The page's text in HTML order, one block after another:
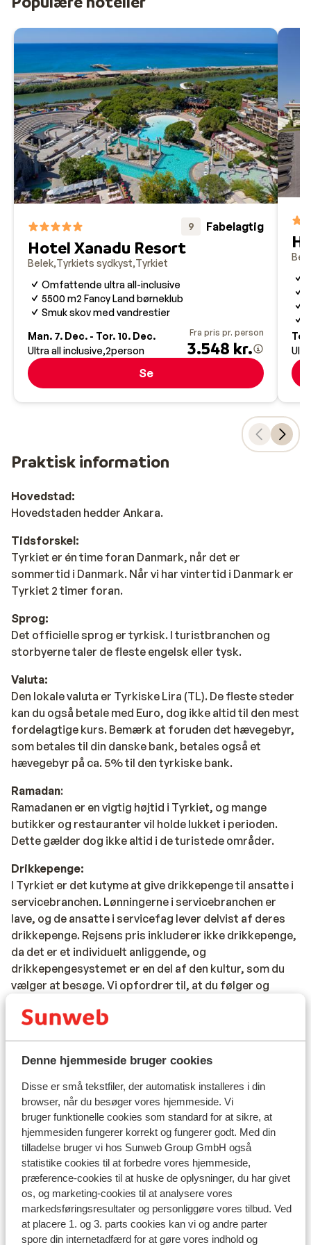
Denne hjemmeside bruger cookies
Disse er små tekstfiler, der automatisk installeres i din
browser, når du besøger vores hjemmeside. Vi
bruger funktionelle cookies som standard for at sikre, at
hjemmesiden fungerer korrekt og fungerer godt. Med din
tilladelse bruger vi hos Sunweb Group GmbH også
statistike cookies til at forbedre vores hjemmeside,
præference-cookies til at huske de oplysninger, du har givet
os, og marketing-cookies til at analysere vores
markedsføringsresultater og personliggøre vores tilbud. Ved
at placere 1. og 3. parts cookies kan vi og andre parter
spore din internetadfærd for at gøre vores indhold og
Transfer fra Antalya Lufthavn til Belek tager ca. 45
minutter, alt afhængigt af hotel og antal stop
undervejs.
Guideservice
Vi tilbyder engelsktalende guideservice på din ferie til
9 Fabelagtig
Hotel Xanadu Resort
Belek Tyrkiets sydkyst Tyrkiet
Omfattende ultra all-inclusive
5500 m2 Fancy Land børneklub
Smuk skov med vandrestier
Man. 7. Dec. - Tor. 10. Dec.
Ultra all inclusive 2person
Fra pris pr. person
3.548 kr.
Se
Praktisk information
Hovedstad:
Hovedstaden hedder Ankara.
Tidsforskel:
Tyrkiet er én time foran Danmark, når det er
sommertid i Danmark. Når vi har vintertid i Danmark er
Tyrkiet 2 timer foran.
Sprog:
Det officielle sprog er tyrkisk. I turistbranchen og
storbyerne taler de fleste engelsk eller tysk.
Valuta:
Den lokale valuta er Tyrkiske Lira (TL). De fleste steder
kan du også betale med Euro, dog ikke altid til den mest
fordelagtige kurs. Bemærk at foruden det hævegebyr,
som betales til din danske bank, betales også et
hævegebyr på ca. 5% til den tyrkiske bank.
Ramadan:
Ramadanen er en vigtig højtid i Tyrkiet, og mange
butikker og restauranter vil holde lukket i perioden.
Dette gælder dog ikke altid i de turistede områder.
Drikkepenge:
I Tyrkiet er det kutyme at give drikkepenge til ansatte i
servicebranchen. Lønningerne i servicebranchen er
lave, og de ansatte i servicefag lever delvist af deres
drikkepenge. Rejsens pris inkluderer ikke drikkepenge,
da det er et individuelt anliggende, og
drikkepengesystemet er en del af den kultur, som du
vælger at besøge. Vi opfordrer til, at du følger og
ansatte i servicefag, så som tjenere,
du giver ca. 10 % af regningens pris i drikkepenge.
Bemærk, at der enkelte steder er lagt en ”service
charge” på regningen, i så tilfælde forventes du ikke at
give yderligere drikkepenge.
Elektricitet:
I Tyrkiet benyttes 220 Volt som i Danmark. Det kan
anbefales at medbringe adapter til elektriske
apparater med trebenet stik, da stikdåserne i Tyrkiet
kun er til to ben.
Mad og drikke: